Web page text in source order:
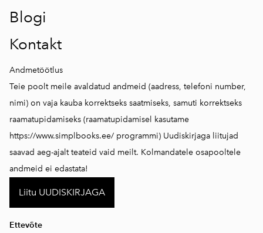
Blogi
Kontakt
Andmetöötlus
Teie poolt meile avaldatud andmeid (aadress, telefoni number,
nimi) on vaja kauba korrektseks saatmiseks, samuti korrektseks
raamatupidamiseks (raamatupidamisel kasutame
https://www.simplbooks.ee/ programmi) Uudiskirjaga liitujad
saavad aeg-ajalt teateid vaid meilt. Kolmandatele osapooltele
andmeid ei edastata!
Liitu UUDISKIRJAGA
Ettevõte